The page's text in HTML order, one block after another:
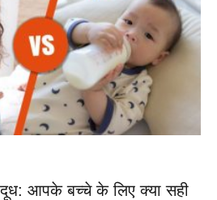
दूध: आपके बच्चे के लिए क्या सही